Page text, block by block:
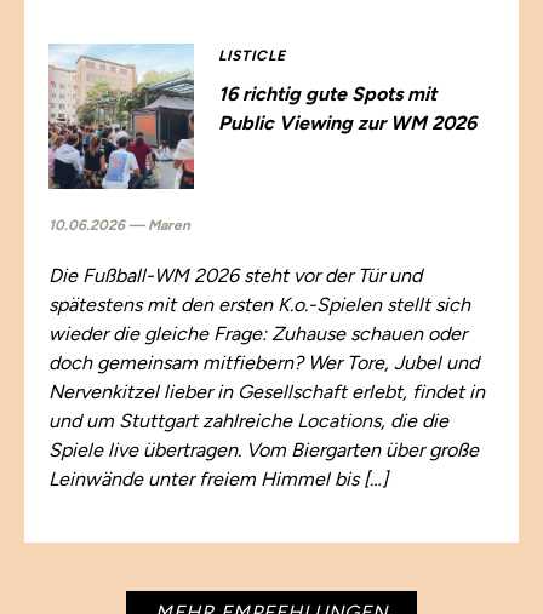
LISTICLE
16 richtig gute Spots mit
Public Viewing zur WM 2026
10.06.2026 — Maren
Die Fußball-WM 2026 steht vor der Tür und
spätestens mit den ersten K.o.-Spielen stellt sich
wieder die gleiche Frage: Zuhause schauen oder
doch gemeinsam mitfiebern? Wer Tore, Jubel und
Nervenkitzel lieber in Gesellschaft erlebt, findet in
und um Stuttgart zahlreiche Locations, die die
Spiele live übertragen. Vom Biergarten über große
Leinwände unter freiem Himmel bis […]